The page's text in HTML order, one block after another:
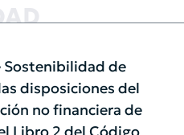
Sostenibilidad de
disposiciones del
no financiera de
Libro 2 del Código